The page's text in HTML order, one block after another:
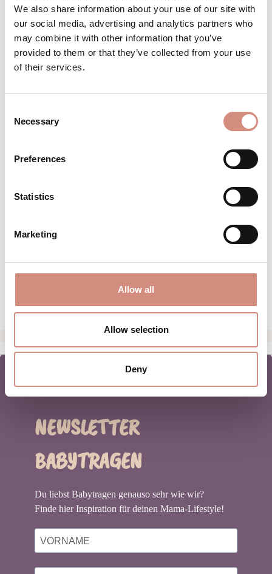
We also share information about your use of our site with
our social media, advertising and analytics partners who
may combine it with other information that you’ve
provided to them or that they’ve collected from your use
of their services.
Selection
Necessary
Preferences
Statistics
Marketing
Allow all
Allow selection
Deny
Produkt Anzahl: Gib den
Stk IN DEN WARENKORB
Produktnummer:
BESCHREIBUNG
oder "nur" für dich! Wie jede Tragejacke
MATERIAL
PFLEGEHINWEISE
HERSTELLERANGABEN
NEWSLETTER
BABYTRAGEN
Du liebst Babytragen genauso sehr wie wir?
Finde hier Inspiration für deinen Mama-Lifestyle!